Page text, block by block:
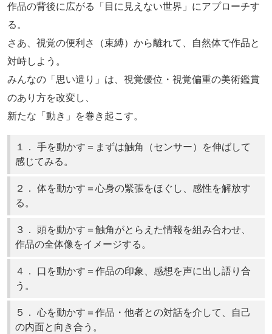
作品の背後に広がる「目に見えない世界」にアプローチす
る。
さあ、視覚の便利さ（束縛）から離れて、自然体で作品と
対峙しよう。
みんなの「思い遣り」は、視覚優位・視覚偏重の美術鑑賞
のあり方を改変し、
新たな「動き」を巻き起こす。
１． 手を動かす＝まずは触角（センサー）を伸ばして
感じてみる。
２． 体を動かす＝心身の緊張をほぐし、感性を解放す
る。
３． 頭を動かす＝触角がとらえた情報を組み合わせ、
作品の全体像をイメージする。
４． 口を動かす＝作品の印象、感想を声に出し語り合
う。
５． 心を動かす＝作品・他者との対話を介して、自己
の内面と向き合う。